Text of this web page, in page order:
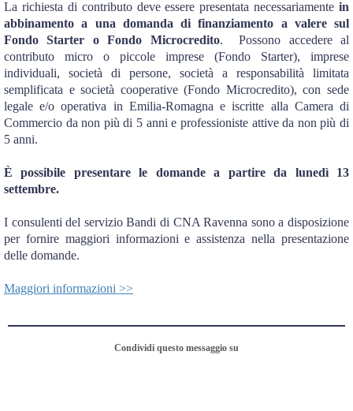
La richiesta di contributo deve essere presentata necessariamente in
abbinamento a una domanda di finanziamento a valere sul
Fondo Starter o Fondo Microcredito. Possono accedere al
contributo micro o piccole imprese (Fondo Starter), imprese
individuali, società di persone, società a responsabilità limitata
semplificata e società cooperative (Fondo Microcredito), con sede
legale e/o operativa in Emilia-Romagna e iscritte alla Camera di
Commercio da non più di 5 anni e professioniste attive da non più di
5 anni.
È possibile presentare le domande a partire da lunedì 13
settembre.
I consulenti del servizio Bandi di CNA Ravenna sono a disposizione
per fornire maggiori informazioni e assistenza nella presentazione
delle domande.
Maggiori informazioni >>
Condividi questo messaggio su